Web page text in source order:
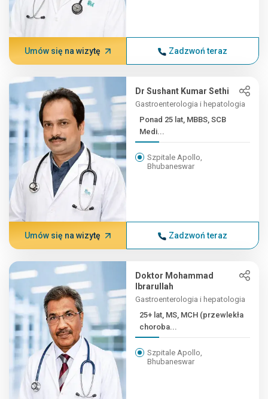
Umów się na wizytę Zadzwoń teraz
Dr Sushant Kumar Sethi
Gastroenterologia i hepatologia
Ponad 25 lat, MBBS, SCB
Medi...
Szpitale Apollo,
Bhubaneswar
Umów się na wizytę Zadzwoń teraz
Doktor Mohammad
Ibrarullah
Gastroenterologia i hepatologia
25+ lat, MS, MCH (przewlekła
choroba...
Szpitale Apollo,
Bhubaneswar